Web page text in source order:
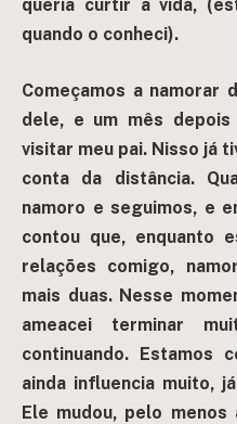
queria curtir a vida,
quando o conheci).
Começamos a namorar
dele, e um mês
visitar meu pai. Nisso já
conta da distância.
namoro e seguimos, e
contou que, enquanto
relações comigo,
mais duas. Nesse
ameacei terminar
continuando. Estamos
ainda influencia muito,
Ele mudou, pelo